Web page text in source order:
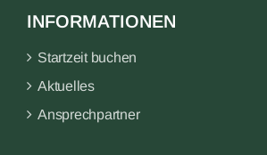
INFORMATIONEN
Startzeit buchen
Aktuelles
Ansprechpartner